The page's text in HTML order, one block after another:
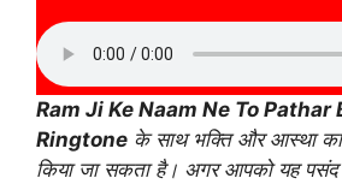
Ram Ji Ke Naam Ne To Pathar
Ringtone के साथ भक्ति और आस्था
किया जा सकता है। अगर आपको यह